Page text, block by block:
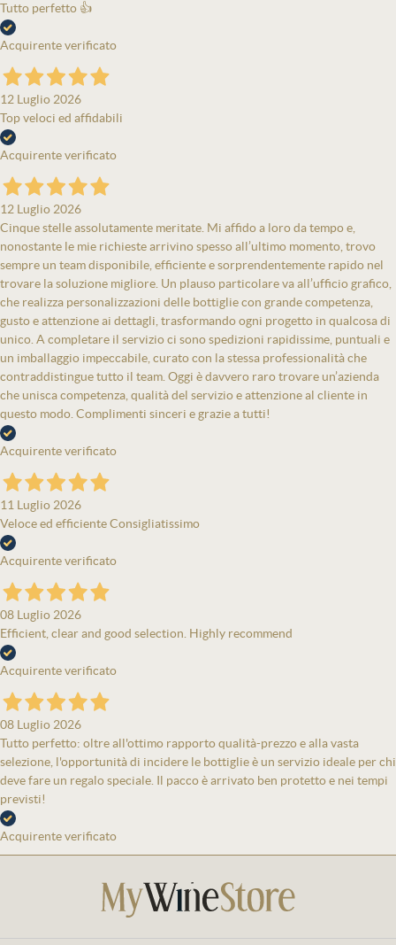
Tutto perfetto 👍
Acquirente verificato
12 Luglio 2026
Top veloci ed affidabili
Acquirente verificato
12 Luglio 2026
Cinque stelle assolutamente meritate. Mi affido a loro da tempo e,
nonostante le mie richieste arrivino spesso all’ultimo momento, trovo
sempre un team disponibile, efficiente e sorprendentemente rapido nel
trovare la soluzione migliore. Un plauso particolare va all’ufficio grafico,
che realizza personalizzazioni delle bottiglie con grande competenza,
gusto e attenzione ai dettagli, trasformando ogni progetto in qualcosa di
unico. A completare il servizio ci sono spedizioni rapidissime, puntuali e
un imballaggio impeccabile, curato con la stessa professionalità che
contraddistingue tutto il team. Oggi è davvero raro trovare un’azienda
che unisca competenza, qualità del servizio e attenzione al cliente in
questo modo. Complimenti sinceri e grazie a tutti!
Acquirente verificato
11 Luglio 2026
Veloce ed efficiente Consigliatissimo
Acquirente verificato
08 Luglio 2026
Efficient, clear and good selection. Highly recommend
Acquirente verificato
08 Luglio 2026
Tutto perfetto: oltre all'ottimo rapporto qualità-prezzo e alla vasta
selezione, l'opportunità di incidere le bottiglie è un servizio ideale per chi
deve fare un regalo speciale. Il pacco è arrivato ben protetto e nei tempi
previsti!
Acquirente verificato